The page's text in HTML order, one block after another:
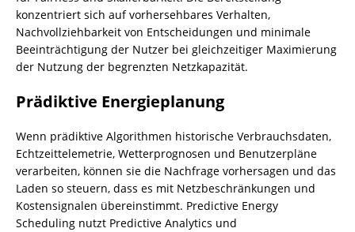
konzentriert sich auf vorhersehbares Verhalten,
Nachvollziehbarkeit von Entscheidungen und minimale
Beeinträchtigung der Nutzer bei gleichzeitiger Maximierung
der Nutzung der begrenzten Netzkapazität.
Prädiktive Energieplanung
Wenn prädiktive Algorithmen historische Verbrauchsdaten,
Echtzeittelemetrie, Wetterprognosen und Benutzerpläne
verarbeiten, können sie die Nachfrage vorhersagen und das
Laden so steuern, dass es mit Netzbeschränkungen und
Kostensignalen übereinstimmt. Predictive Energy
Scheduling nutzt Predictive Analytics und